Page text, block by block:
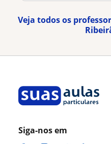
Veja todos os
Siga-nos em